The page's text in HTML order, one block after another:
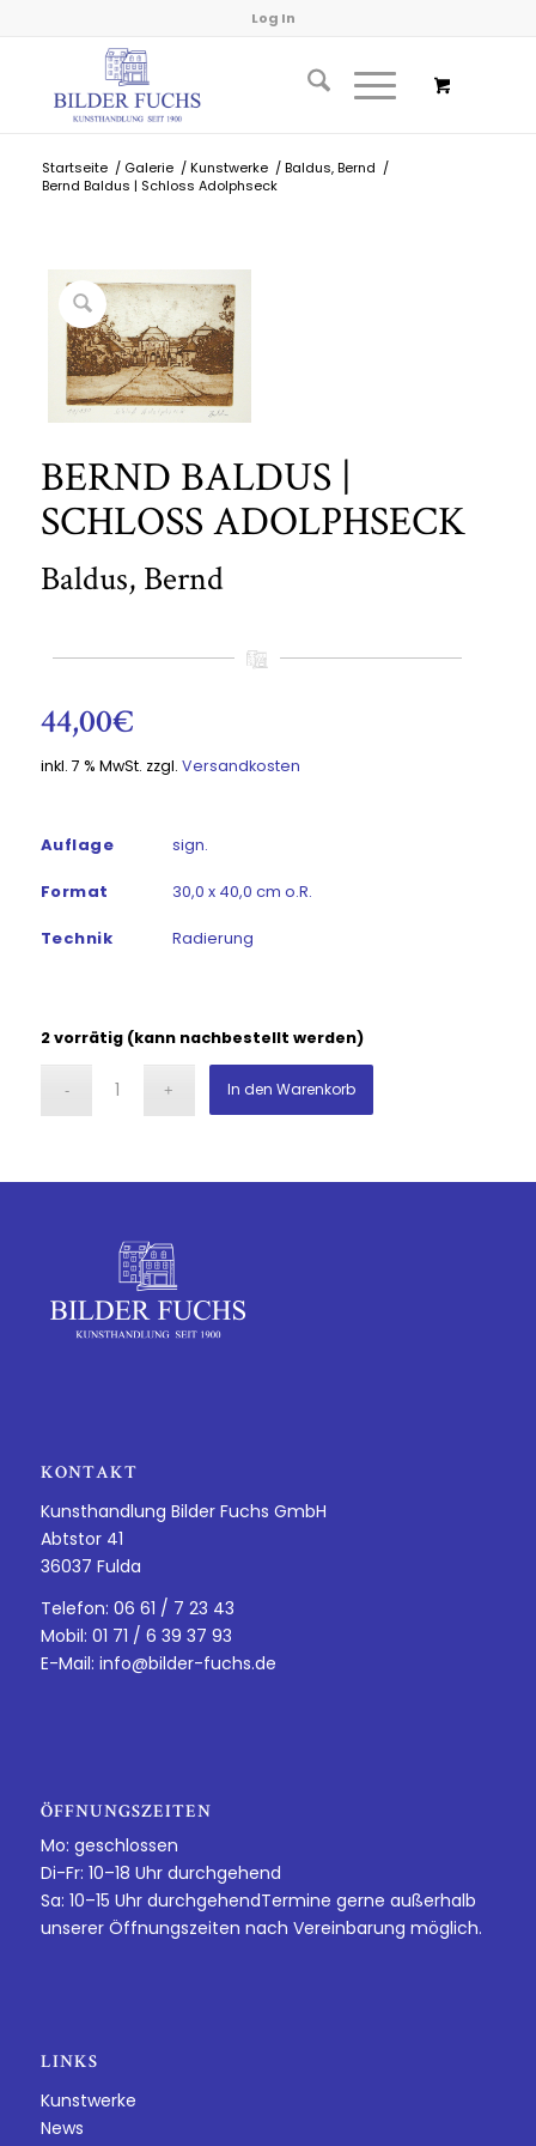
Log In
Startseite / Galerie / Kunstwerke / Baldus, Bernd /
Bernd Baldus | Schloss Adolphseck
BERND BALDUS |
SCHLOSS ADOLPHSECK
Baldus, Bernd
44,00€
inkl. 7 % MwSt. zzgl. Versandkosten
Auflage sign.
Format 30,0 x 40,0 cm o.R.
Technik Radierung
2 vorrätig (kann nachbestellt werden)
In den Warenkorb
KONTAKT
Kunsthandlung Bilder Fuchs GmbH
Abtstor 41
36037 Fulda
Telefon: 06 61 / 7 23 43
Mobil: 01 71 / 6 39 37 93
E-Mail: info@bilder-fuchs.de
ÖFFNUNGSZEITEN
Mo: geschlossen
Di-Fr: 10–18 Uhr durchgehend
Sa: 10–15 Uhr durchgehendTermine gerne außerhalb
unserer Öffnungszeiten nach Vereinbarung möglich.
LINKS
Kunstwerke
News